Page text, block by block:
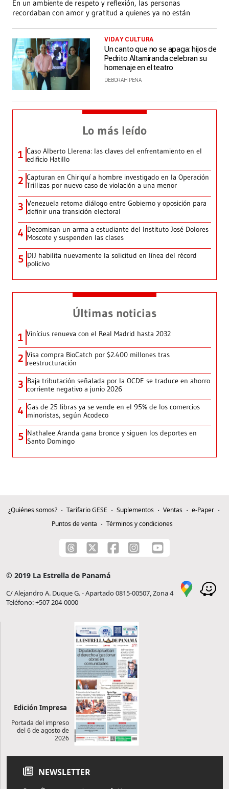
En un ambiente de respeto y reflexión, las personas
recordaban con amor y gratitud a quienes ya no están
VIDA Y CULTURA
Un canto que no se apaga: hijos de
Pedrito Altamiranda celebran su
homenaje en el teatro
DEBORAH PEÑA
Lo más leído
1 Caso Alberto Llerena: las claves del enfrentamiento en el
edificio Hatillo
2 Capturan en Chiriquí a hombre investigado en la Operación
Trillizas por nuevo caso de violación a una menor
3 Venezuela retoma diálogo entre Gobierno y oposición para
definir una transición electoral
4 Decomisan un arma a estudiante del Instituto José Dolores
Moscote y suspenden las clases
5 DIJ habilita nuevamente la solicitud en línea del récord
policivo
Últimas noticias
1 Vinícius renueva con el Real Madrid hasta 2032
2 Visa compra BioCatch por $2.400 millones tras
reestructuración
3 Baja tributación señalada por la OCDE se traduce en ahorro
corriente negativo a junio 2026
4 Gas de 25 libras ya se vende en el 95% de los comercios
minoristas, según Acodeco
5 Nathalee Aranda gana bronce y siguen los deportes en
Santo Domingo
¿Quiénes somos? Tarifario GESE Suplementos Ventas
e-Paper
Puntos de venta
Términos y condiciones
© 2019 La Estrella de Panamá
C/ Alejandro A. Duque G. - Apartado 0815-00507, Zona 4
Teléfono: +507 204-0000
Edición Impresa
Portada del impreso
del 6 de agosto de
2026
NEWSLETTER